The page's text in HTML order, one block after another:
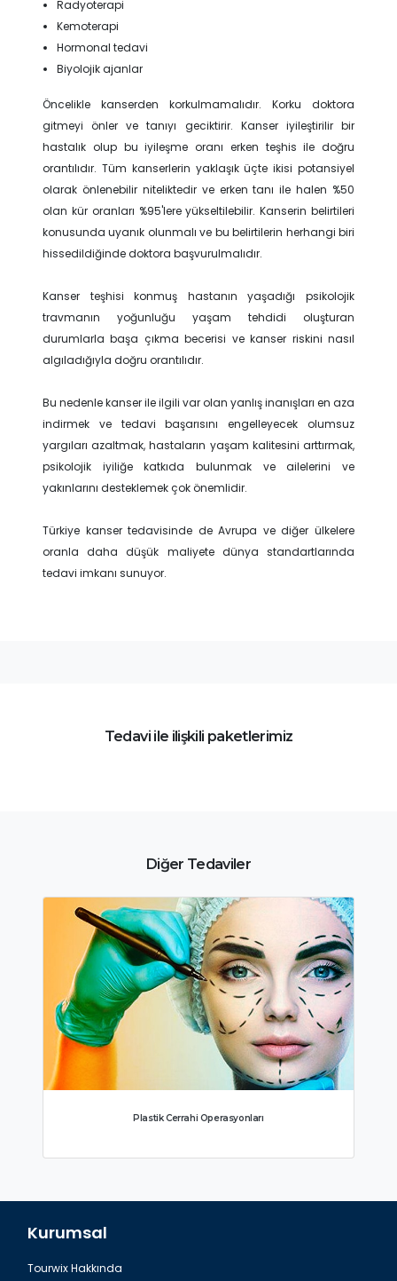
Radyoterapi
Kemoterapi
Hormonal tedavi
Biyolojik ajanlar
Öncelikle kanserden korkulmamalıdır. Korku doktora
gitmeyi önler ve tanıyı geciktirir. Kanser iyileştirilir bir
hastalık olup bu iyileşme oranı erken teşhis ile doğru
orantılıdır. Tüm kanserlerin yaklaşık üçte ikisi potansiyel
olarak önlenebilir niteliktedir ve erken tanı ile halen %50
olan kür oranları %95'lere yükseltilebilir. Kanserin belirtileri
konusunda uyanık olunmalı ve bu belirtilerin herhangi biri
hissedildiğinde doktora başvurulmalıdır.
Kanser teşhisi konmuş hastanın yaşadığı psikolojik
travmanın yoğunluğu yaşam tehdidi oluşturan
durumlarla başa çıkma becerisi ve kanser riskini nasıl
algıladığıyla doğru orantılıdır.
Bu nedenle kanser ile ilgili var olan yanlış inanışları en aza
indirmek ve tedavi başarısını engelleyecek olumsuz
yargıları azaltmak, hastaların yaşam kalitesini arttırmak,
psikolojik iyiliğe katkıda bulunmak ve ailelerini ve
yakınlarını desteklemek çok önemlidir.
Türkiye kanser tedavisinde de Avrupa ve diğer ülkelere
oranla daha düşük maliyete dünya standartlarında
tedavi imkanı sunuyor.
Tedavi ile ilişkili paketlerimiz
Diğer Tedaviler
Jinekoloji ve Tüp Bebek
Kurumsal
Tourwix Hakkında